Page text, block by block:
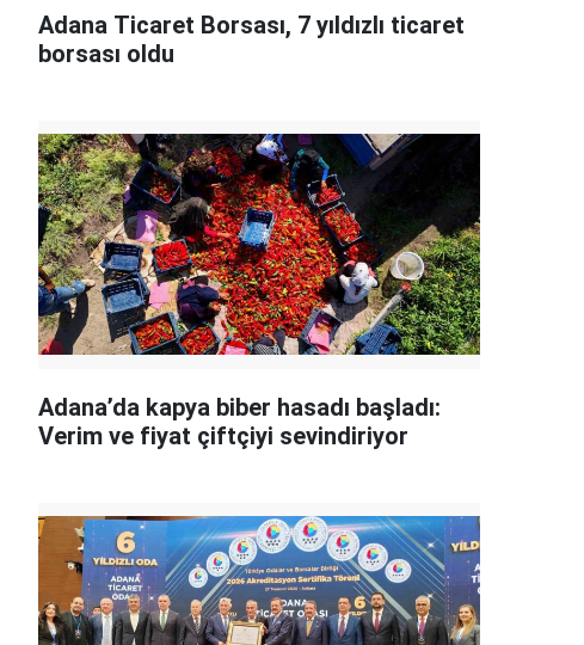
Adana Ticaret Borsası, 7 yıldızlı ticaret
borsası oldu
Adana’da kapya biber hasadı başladı:
Verim ve fiyat çiftçiyi sevindiriyor